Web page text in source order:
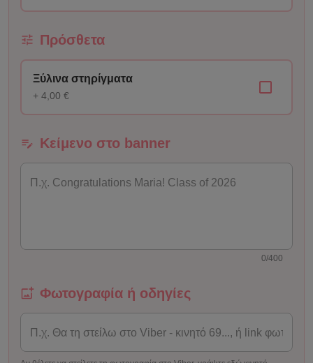
Πρόσθετα
Ξύλινα στηρίγματα
+ 4,00 €
Κείμενο στο banner
0/400
Φωτογραφία ή οδηγίες